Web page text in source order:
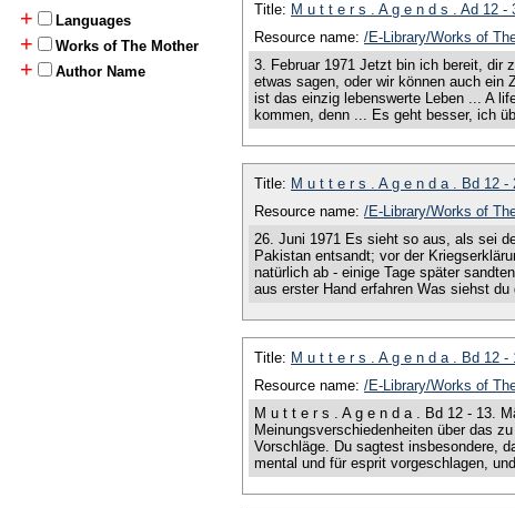
+
Languages
+ Works of The Mother
+ Author Name
Title: M u t t e r s . A g e n d s . Ad 12 -
Resource name: /E-Library/Works of
3. Februar 1971 Jetzt bin ich bereit, dir
etwas sagen, oder wir können auch ein
ist das einzig lebenswerte Leben ... A
kommen, denn ... Es geht besser, ich
Title: M u t t e r s . A g e n d a . Bd 12 -
Resource name: /E-Library/Works of
26. Juni 1971 Es sieht so aus, als sei
Pakistan entsandt; vor der
natürlich ab - einige Tage später
aus erster Hand erfahren Was siehst
Title: M u t t e r s . A g e n d a . Bd 12 -
Resource name: /E-Library/Works of
M u t t e r s . A g e n d a . Bd 12 - 13.
Meinungsverschiedenheiten über das
Vorschläge. Du sagtest insbesondere,
mental und für esprit vorgeschlagen,